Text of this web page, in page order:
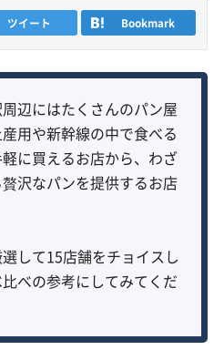
ツイート Bookmark
辺にはたくさんのパン屋
用や新幹線の中で食べる
に買えるお店から、わざ
沢なパンを提供するお店
して15店舗をチョイスし
べの参考にしてみてくだ